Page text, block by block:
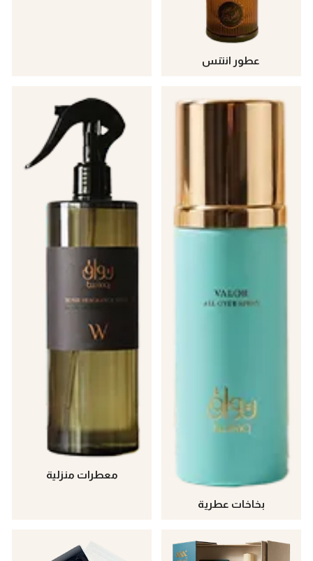
عطور انتنس
بخاخات عطرية
معطرات منزلية